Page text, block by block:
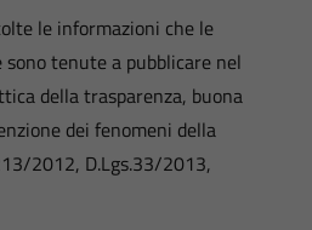
le informazioni che le
tenute a pubblicare nel
della trasparenza, buona
dei fenomeni della
2012, D.Lgs.33/2013,